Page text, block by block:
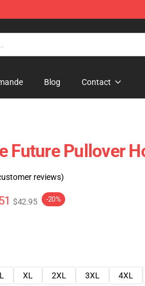
Blog Contact
Future Pullover
reviews)
$42.95 -20%
L XL 2XL 3XL 4XL